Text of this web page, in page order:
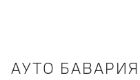
АУТО